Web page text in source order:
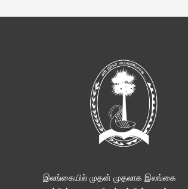
இலங்கையில் முதன் முதலாக இலங்கை